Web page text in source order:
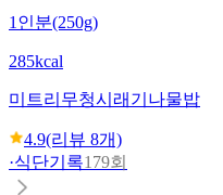
1인분(250g)
285kcal
미트리 무청시래기나물밥
4.9(리뷰 8개)
·식단기록179회